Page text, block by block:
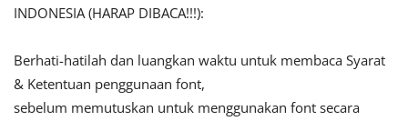
INDONESIA (HARAP DIBACA!!!):
Berhati-hatilah dan luangkan waktu untuk membaca Syarat
& Ketentuan penggunaan font,
sebelum memutuskan untuk menggunakan font secara